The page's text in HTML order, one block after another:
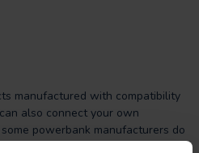
manufactured with compatibility
also connect your own
powerbank manufacturers do